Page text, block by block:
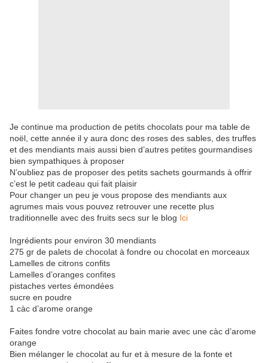
Je continue ma production de petits chocolats pour ma table de
noël, cette année il y aura donc des roses des sables, des truffes
et des mendiants mais aussi bien d’autres petites gourmandises
bien sympathiques à proposer
N’oubliez pas de proposer des petits sachets gourmands à offrir
c’est le petit cadeau qui fait plaisir
Pour changer un peu je vous propose des mendiants aux
agrumes mais vous pouvez retrouver une recette plus
traditionnelle avec des fruits secs sur le blog Ici
Ingrédients pour environ 30 mendiants
275 gr de palets de chocolat à fondre ou chocolat en morceaux
Lamelles de citrons confits
Lamelles d’oranges confites
pistaches vertes émondées
sucre en poudre
1 càc d’arome orange
Faites fondre votre chocolat au bain marie avec une càc d’arome
orange
Bien mélanger le chocolat au fur et à mesure de la fonte et